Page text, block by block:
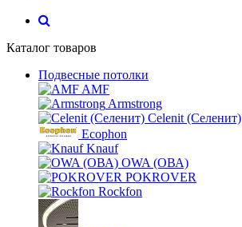
Каталог товаров
Подвесные потолки
AMF
Armstrong
Celenit (Селенит)
Ecophon
Knauf
OWA (ОВА)
POKROVER
Rockfon